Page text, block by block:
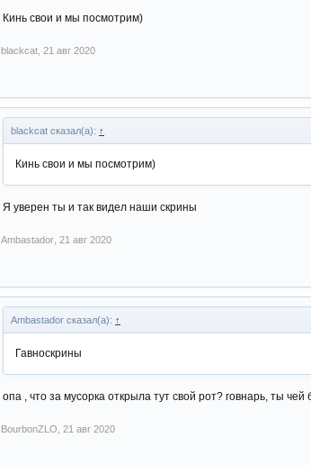
Кинь свои и мы посмотрим)
blackcat 21 авг 2020
blackcat сказал(а): ↑
Кинь свои и мы посмотрим)
Я уверен ты и так видел наши скрины
Ambastador 21 авг 2020
Ambastador сказал(а): ↑
Гавноскрины
опа , что за мусорка открыла тут свой рот? говнарь, ты чей
BourbonZLO 21 авг 2020